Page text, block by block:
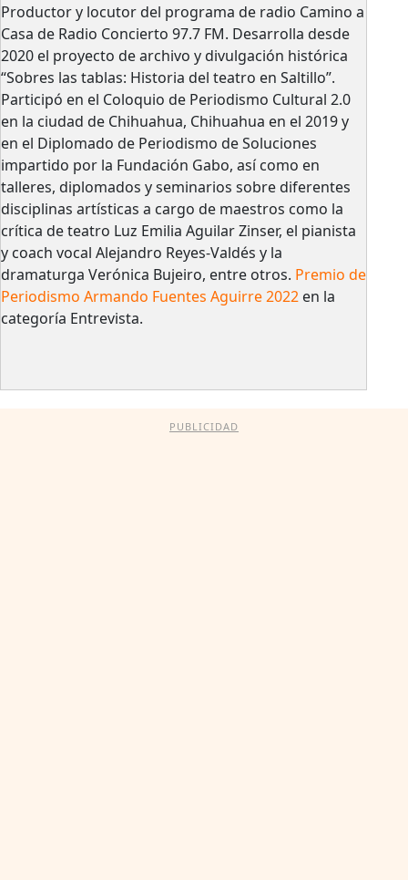
Productor y locutor del programa de radio Camino a
Casa de Radio Concierto 97.7 FM. Desarrolla desde
2020 el proyecto de archivo y divulgación histórica
“Sobres las tablas: Historia del teatro en Saltillo”.
Participó en el Coloquio de Periodismo Cultural 2.0
en la ciudad de Chihuahua, Chihuahua en el 2019 y
en el Diplomado de Periodismo de Soluciones
impartido por la Fundación Gabo, así como en
talleres, diplomados y seminarios sobre diferentes
disciplinas artísticas a cargo de maestros como la
crítica de teatro Luz Emilia Aguilar Zinser, el pianista
y coach vocal Alejandro Reyes-Valdés y la
dramaturga Verónica Bujeiro, entre otros. Premio de
Periodismo Armando Fuentes Aguirre 2022 en la
categoría Entrevista.
PUBLICIDAD